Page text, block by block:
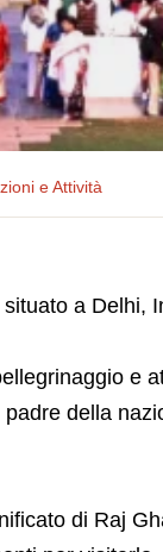
e Attività
a Delhi,
e
della
di Raj